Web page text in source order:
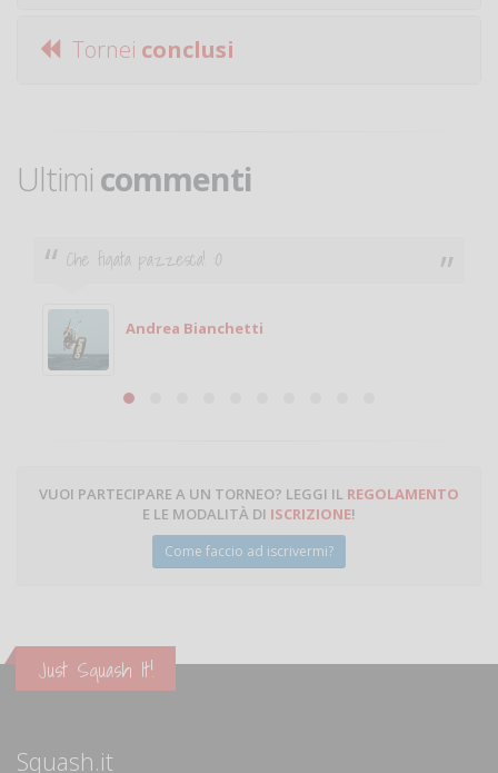
Tornei conclusi
Ultimi commenti
Che figata pazzesca! :O
Andrea Bianchetti
VUOI PARTECIPARE A UN TORNEO? LEGGI IL REGOLAMENTO
E LE MODALITÀ DI ISCRIZIONE!
Come faccio ad iscrivermi?
Just Squash It!
Squash.it